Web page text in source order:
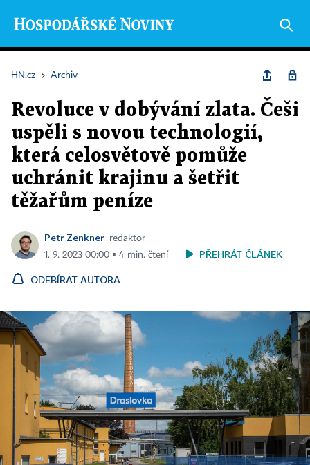
HN.cz › Archiv
Revoluce v dobývání zlata. Češi
uspěli s novou technologií,
která celosvětově pomůže
uchránit krajinu a šetřit
těžařům peníze
Petr Zenkner
redaktor
1. 9. 2023 00:00 ▪ 4 min. čtení
PŘEHRÁT ČLÁNEK
ODEBÍRAT AUTORA